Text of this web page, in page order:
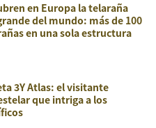
en Europa la telaraña
del mundo: más de 100
en una sola estructura
3Y Atlas: el visitante
que intriga a los